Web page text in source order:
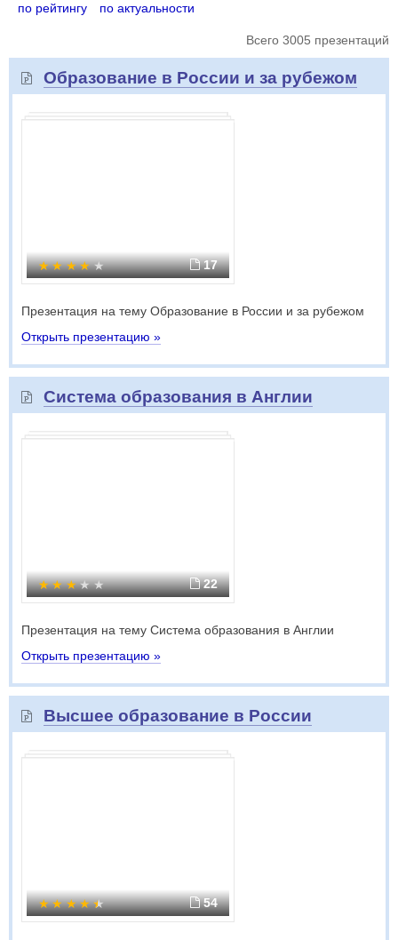
по рейтингу по актуальности
Всего 3005 презентаций
Образование в России и за рубежом
17
Презентация на тему Образование в России и за рубежом
Открыть презентацию »
Система образования в Англии
22
Презентация на тему Система образования в Англии
Открыть презентацию »
Высшее образование в России
54